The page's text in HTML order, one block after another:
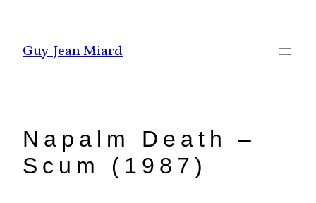
contenu
Guy-Jean Miard
Napalm Death –
Scum (1987)